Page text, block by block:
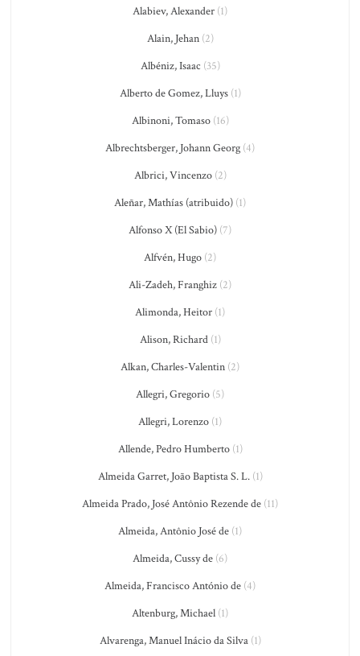
Alabiev, Alexander (1)
Alain, Jehan(2)
Albéniz, Isaac (35)
Alberto de Gomez, Lluys(1)
Albinoni, Tomaso(16)
Albrechtsberger, Johann Georg (4)
Albrici, Vincenzo(2)
Aleñar, Mathías (atribuido) (1)
Alfonso X (El Sabio) (7)
Alfvén, Hugo (2)
Ali-Zadeh, Franghiz (2)
Alimonda, Heitor (1)
Alison, Richard(1)
Alkan, Charles-Valentin (2)
Allegri, Gregorio (5)
Allegri, Lorenzo (1)
Allende, Pedro Humberto(1)
Almeida Garret, João Baptista S. L.(1)
Almeida Prado, José Antônio Rezende de (11)
Almeida, Antônio José de (1)
Almeida, Cussy de (6)
Almeida, Francisco António de (4)
Altenburg, Michael (1)
Alvarenga, Manuel Inácio da Silva(1)